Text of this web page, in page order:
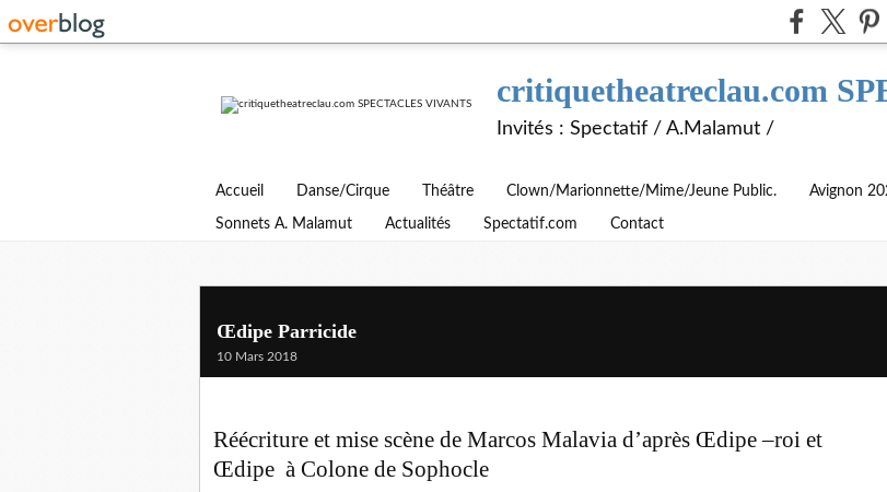
critiquetheatreclau.com
Invités : Spectatif / A.Malamut /
Accueil Danse/Cirque Théâtre Clown/Marionnette/Mime/Jeune Public. Avignon
Sonnets A. Malamut Actualités Spectatif.com Contact
Œdipe Parricide
10 Mars 2018
Réécriture et mise scène de Marcos Malavia d’après Œdipe –roi et
Œdipe à Colone de Sophocle